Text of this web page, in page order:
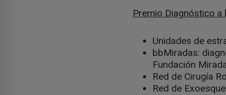
Premio Diagnóstico a
Unidades de
bbMiradas:
Fundación
Red de Cirugía
Red de